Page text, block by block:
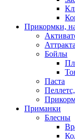
Прикормки,
Бойлы
Паста
Приманки
Блесны